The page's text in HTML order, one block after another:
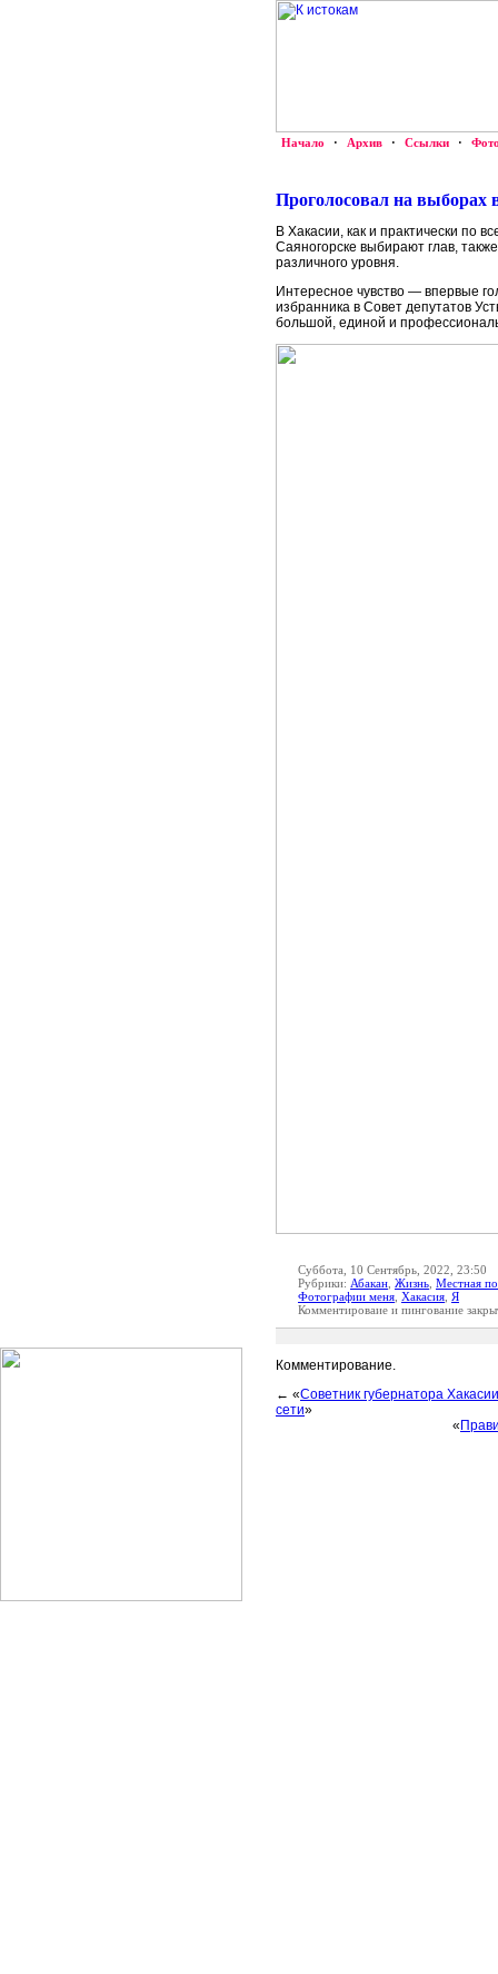
Начало · Архив · Ссылки ·
Проголосовал на выборах
В Хакасии, как и практически по
Саяногорске выбирают глав,
различного уровня.
Интересное чувство — впервые
избранника в Совет депутатов
большой, единой и
Суббота, 10 Сентябрь, 2022, 23:50
Рубрики: Абакан Жизнь Местная
Фотографии меня Хакасия Я
Комментироваие и пингование
Комментирование.
← «Советник губернатора
сети»
«